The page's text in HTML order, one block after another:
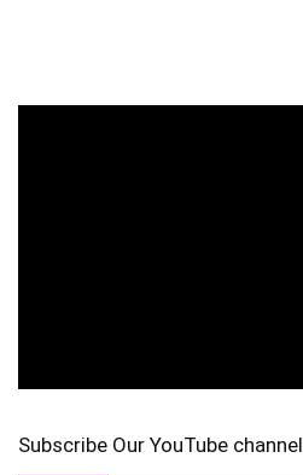
Subscribe Our YouTube channel